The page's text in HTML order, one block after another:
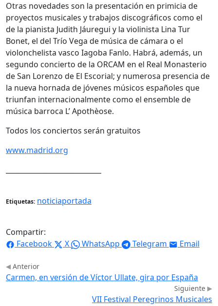
Otras novedades son la presentación en primicia de
proyectos musicales y trabajos discográficos como el
de la pianista Judith Jáuregui y la violinista Lina Tur
Bonet, el del Trío Vega de música de cámara o el
violonchelista vasco Iagoba Fanlo. Habrá, además, un
segundo concierto de la ORCAM en el Real Monasterio
de San Lorenzo de El Escorial; y numerosa presencia de
la nueva hornada de jóvenes músicos españoles que
triunfan internacionalmente como el ensemble de
música barroca L’ Apothèose.
Todos los conciertos serán gratuitos
www.madrid.org
Etiquetas: noticiaportada
Compartir:
Facebook
X WhatsApp Telegram Email
Anterior
Carmen, en versión de Víctor Ullate, gira por España
Siguiente
VII Festival Peregrinos Musicales